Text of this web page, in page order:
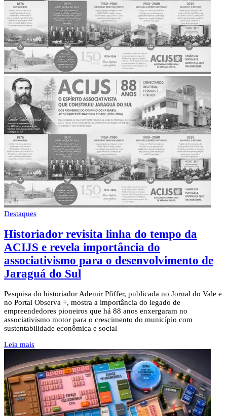
Destaques
Historiador revisita linha do tempo da
ACIJS e revela importância do
associativismo para o desenvolvimento de
Jaraguá do Sul
Pesquisa do historiador Ademir Pfiffer, publicada no Jornal do Vale e
no Portal Observa +, mostra a importância do legado de
empreendedores pioneiros que há 88 anos enxergaram no
associativismo motor para o crescimento do município com
sustentabilidade econômica e social
Leia mais